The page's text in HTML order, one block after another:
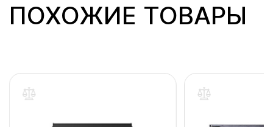
ПОХОЖИЕ ТОВАРЫ